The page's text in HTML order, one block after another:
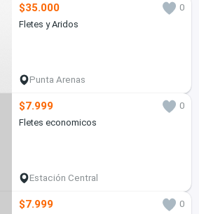
$35.000
0
Fletes y Aridos
Punta Arenas
$7.999
0
Fletes economicos
Estación Central
$7.999
0